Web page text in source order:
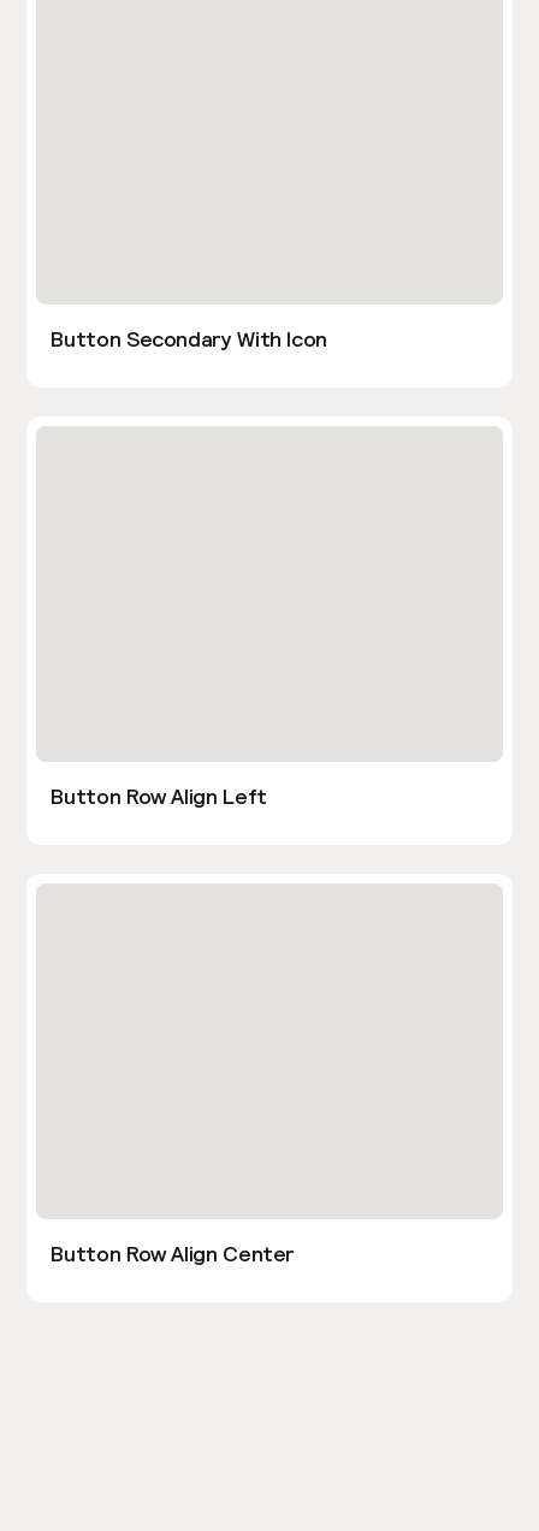
Button Secondary With Icon
Button Row Align Left
Button Row Align Center